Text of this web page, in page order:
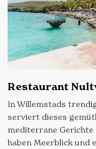
Restaurant
In Willemstads
serviert dieses
mediterrane Gerichte
haben Meerblick und